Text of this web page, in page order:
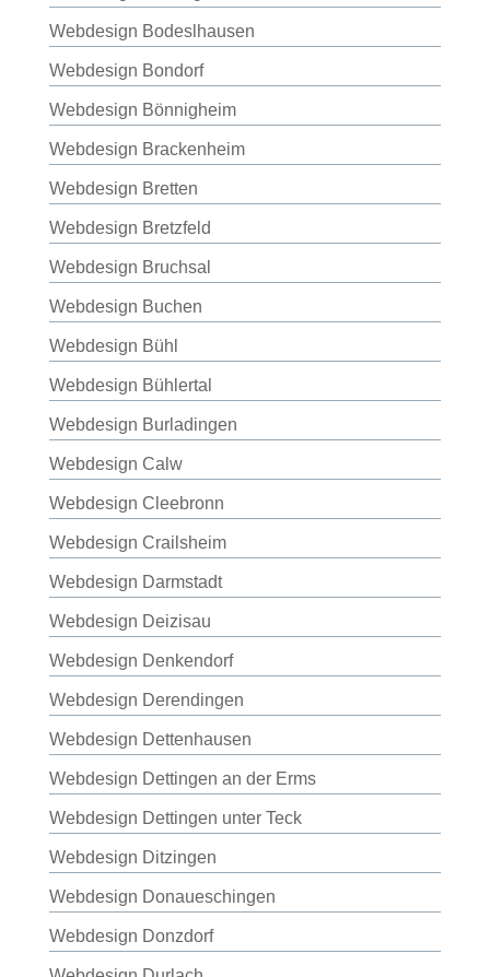
Webdesign Bodeslhausen
Webdesign Bondorf
Webdesign Bönnigheim
Webdesign Brackenheim
Webdesign Bretten
Webdesign Bretzfeld
Webdesign Bruchsal
Webdesign Buchen
Webdesign Bühl
Webdesign Bühlertal
Webdesign Burladingen
Webdesign Calw
Webdesign Cleebronn
Webdesign Crailsheim
Webdesign Darmstadt
Webdesign Deizisau
Webdesign Denkendorf
Webdesign Derendingen
Webdesign Dettenhausen
Webdesign Dettingen an der Erms
Webdesign Dettingen unter Teck
Webdesign Ditzingen
Webdesign Donaueschingen
Webdesign Donzdorf